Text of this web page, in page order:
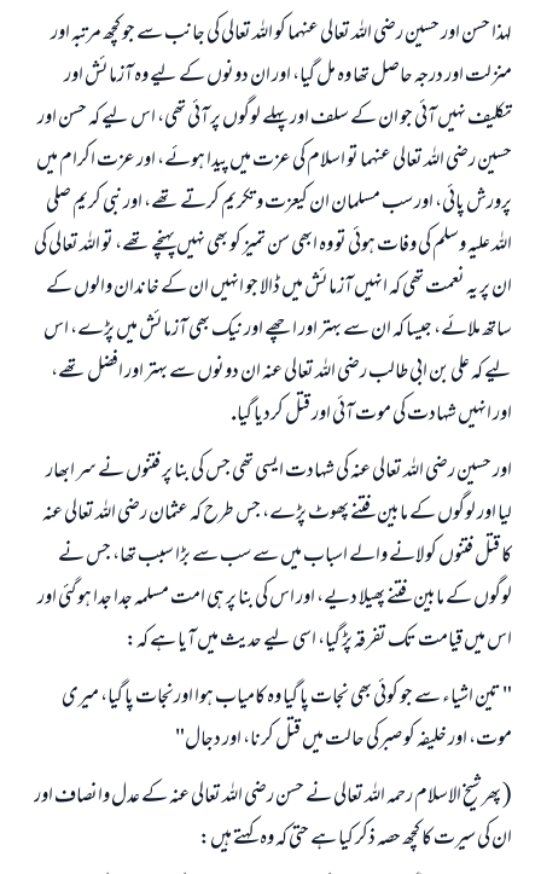
لہذا حسن اور حسين رضى اللہ تعالى عنہما كو اللہ تعالى كى جانب سے جو كچھ مرتبہ اور
منزلت اور درجہ حاصل تھا وہ مل گيا، اور ان دونوں كے ليے وہ آزمائش اور
تكليف نہيں آئى جو ان كے سلف اور پہلے لوگوں پر آئى تھى، اس ليے كہ حسن اور
حسين رضى اللہ تعالى عنہما تو اسلام كى عزت ميں پيدا ہوئے، اور عزت اكرام ميں
پرورش پائى، اور سب مسلمان ان كىعزت و تكريم كرتے تھے، اور نبى كريم صلى
اللہ عليہ وسلم كى وفات ہوئى تو وہ ابھى سن تميز كو بھى نہيں پہنچے تھے، تو اللہ تعالى كى
ان پر يہ نعمت تھى كہ انہيں آزمائش ميں ڈالا جو انہيں ان كے خاندان والوں كے
ساتھ ملائے، جيسا كہ ان سے بہتر اور اچھے اور نيك بھى آزمائش ميں پڑے، اس
ليے كہ على بن ابى طالب رضى اللہ تعالى عنہ ان دونوں سے بہتر اور افضل تھے،
اور انہيں شہادت كى موت آئى اور قتل كرديا گيا.
اور حسين رضى اللہ تعالى عنہ كى شہادت ايسى تھى جس كى بنا پر فتنوں نے سر ابھار
ليا اور لوگوں كے مابين فتنے پھوٹ پڑے، جس طرح كہ عثمان رضى اللہ تعالى عنہ
كا قتل فتنوں كو لانے والے اسباب ميں سے سب سے بڑا سبب تھا، جس نے
لوگوں كے مابين فتنے پھيلا ديے، اور اس كى بنا پر ہى امت مسلمہ جدا جدا ہو گئى اور
اس ميں قيامت تك تفرقہ پڑ گيا، اسى ليے حديث ميں آيا ہے كہ:
" تين اشياء سے جو كوئى بھى نجات پا گيا وہ كامياب ہوا اورنجات پا گيا، ميرى
موت، اور خليفہ كو صبركى حالت ميں قتل كرنا، اور دجال"
( پھر شيخ الاسلام رحمہ اللہ تعالى نے حسن رضى اللہ تعالى عنہ كے عدل وانصاف اور
ان كى سيرت كا كچھ حصہ ذكر كيا ہے حتى كہ وہ كہتے ہيں: